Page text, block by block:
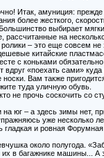
Итак, амуниция: прежде
более жесткого,
выбирает
на
– это еще совсем не
китайские
с коньками
вдруг «поехать сами»
Вам также
туда уличную обувь.
не прочь соскочить со
юг – а здесь зимы нет,
уже несколько
и ровная
около полугода.
в багажнике машины... А